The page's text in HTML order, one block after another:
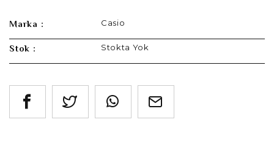
Marka : Casio
Stok : Stokta Yok